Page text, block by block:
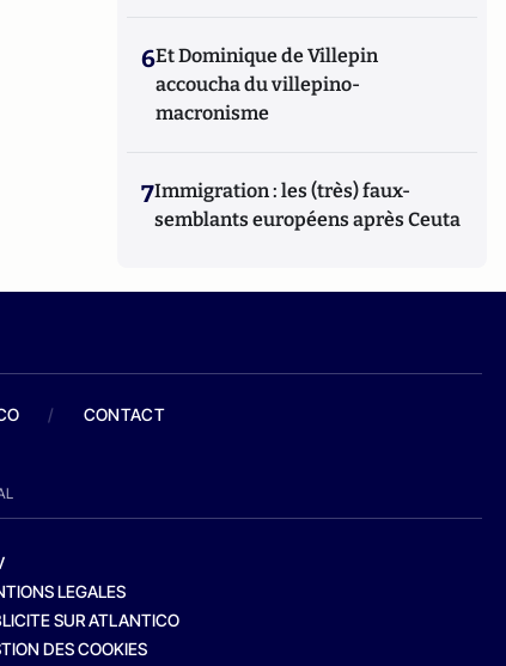
6Et Dominique de Villepin
accoucha du villepino-
macronisme
7Immigration : les (très) faux-
semblants européens après Ceuta
/ CONTACT
LEGALES
SUR ATLANTICO
DES COOKIES